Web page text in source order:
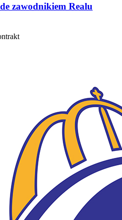
zawodnikiem Realu